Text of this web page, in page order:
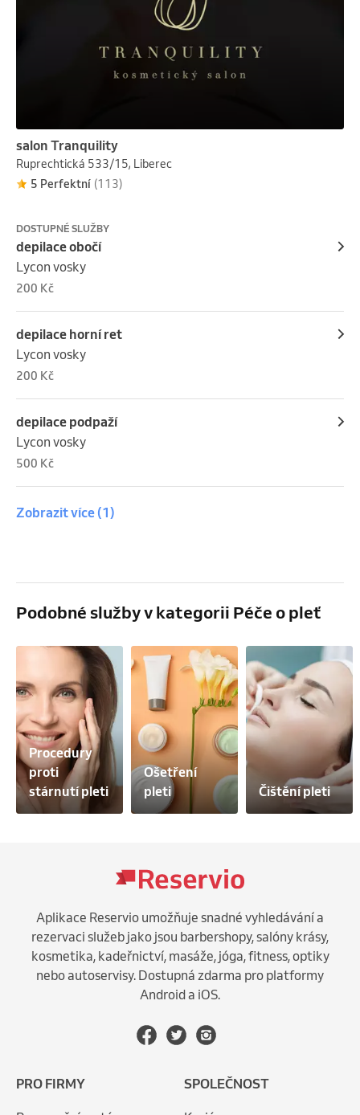
salon Tranquility
Ruprechtická 533/15, Liberec
5 Perfektní (113)
DOSTUPNÉ SLUŽBY
depilace obočí
Lycon vosky
200 Kč
depilace horní ret
Lycon vosky
200 Kč
depilace podpaží
Lycon vosky
500 Kč
Zobrazit více (1)
Podobné služby v kategorii Péče o pleť
Procedury
proti
stárnutí pleti
Ošetření
pleti
Čištění pleti
Aplikace Reservio umožňuje snadné vyhledávání a
rezervaci služeb jako jsou barbershopy, salóny krásy,
kosmetika, kadeřnictví, masáže, jóga, fitness, optiky
nebo autoservisy. Dostupná zdarma pro platformy
Android a iOS.
PRO FIRMY SPOLEČNOST